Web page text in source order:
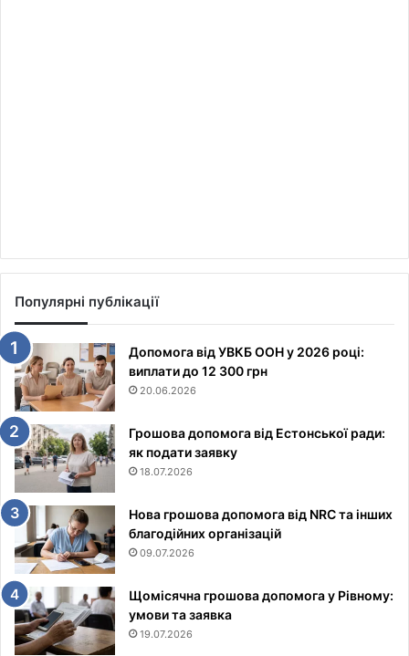
Популярні публікації
Допомога від УВКБ ООН у 2026 році:
виплати до 12 300 грн
20.06.2026
Грошова допомога від Естонської ради:
як подати заявку
18.07.2026
Нова грошова допомога від NRC та інших
благодійних організацій
09.07.2026
Щомісячна грошова допомога у Рівному:
умови та заявка
19.07.2026